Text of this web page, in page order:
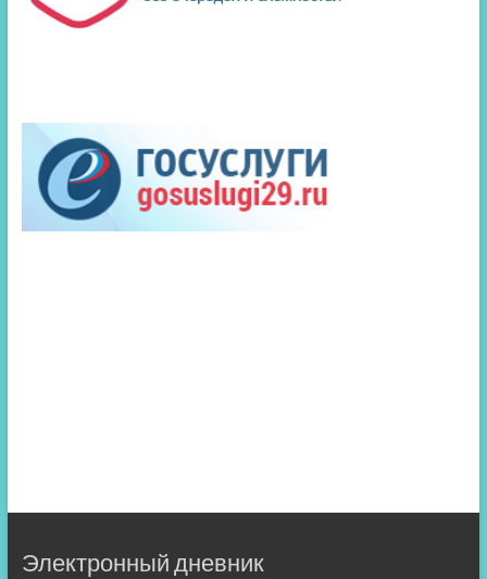
Электронный дневник